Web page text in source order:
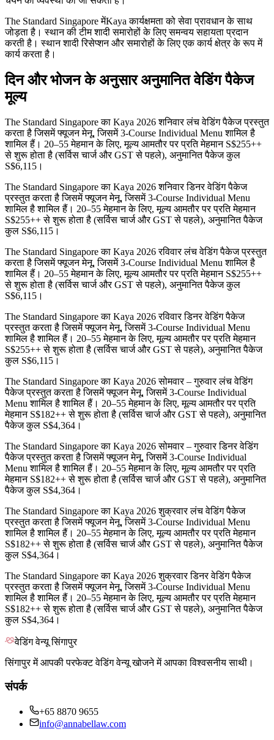
The Standard Singapore मेंKaya कार्यक्षमता को सेवा प्रावधान के साथ
जोड़ता है। स्थान की टीम शादी समारोहों के लिए समन्वय सहायता प्रदान
करती है। स्थान शादी रिसेप्शन और समारोहों के लिए एक कार्य क्षेत्र के रूप में
कार्य करता है।
दिन और भोजन के अनुसार अनुमानित वेडिंग पैकेज
मूल्य
The Standard Singapore का Kaya 2026 शनिवार लंच वेडिंग पैकेज प्रस्तुत
करता है जिसमें फ्यूजन मेनू, जिसमें 3-Course Individual Menu शामिल है
शामिल हैं। 20–55 मेहमान के लिए, मूल्य आमतौर पर प्रति मेहमान S$255++
से शुरू होता है (सर्विस चार्ज और GST से पहले), अनुमानित पैकेज कुल
S$6,115।
The Standard Singapore का Kaya 2026 शनिवार डिनर वेडिंग पैकेज
प्रस्तुत करता है जिसमें फ्यूजन मेनू, जिसमें 3-Course Individual Menu
शामिल है शामिल हैं। 20–55 मेहमान के लिए, मूल्य आमतौर पर प्रति मेहमान
S$255++ से शुरू होता है (सर्विस चार्ज और GST से पहले), अनुमानित पैकेज
कुल S$6,115।
The Standard Singapore का Kaya 2026 रविवार लंच वेडिंग पैकेज प्रस्तुत
करता है जिसमें फ्यूजन मेनू, जिसमें 3-Course Individual Menu शामिल है
शामिल हैं। 20–55 मेहमान के लिए, मूल्य आमतौर पर प्रति मेहमान S$255++
से शुरू होता है (सर्विस चार्ज और GST से पहले), अनुमानित पैकेज कुल
S$6,115।
The Standard Singapore का Kaya 2026 रविवार डिनर वेडिंग पैकेज
प्रस्तुत करता है जिसमें फ्यूजन मेनू, जिसमें 3-Course Individual Menu
शामिल है शामिल हैं। 20–55 मेहमान के लिए, मूल्य आमतौर पर प्रति मेहमान
S$255++ से शुरू होता है (सर्विस चार्ज और GST से पहले), अनुमानित पैकेज
कुल S$6,115।
The Standard Singapore का Kaya 2026 सोमवार – गुरुवार लंच वेडिंग
पैकेज प्रस्तुत करता है जिसमें फ्यूजन मेनू, जिसमें 3-Course Individual
Menu शामिल है शामिल हैं। 20–55 मेहमान के लिए, मूल्य आमतौर पर प्रति
मेहमान S$182++ से शुरू होता है (सर्विस चार्ज और GST से पहले), अनुमानित
पैकेज कुल S$4,364।
The Standard Singapore का Kaya 2026 सोमवार – गुरुवार डिनर वेडिंग
पैकेज प्रस्तुत करता है जिसमें फ्यूजन मेनू, जिसमें 3-Course Individual
Menu शामिल है शामिल हैं। 20–55 मेहमान के लिए, मूल्य आमतौर पर प्रति
मेहमान S$182++ से शुरू होता है (सर्विस चार्ज और GST से पहले), अनुमानित
पैकेज कुल S$4,364।
The Standard Singapore का Kaya 2026 शुक्रवार लंच वेडिंग पैकेज
प्रस्तुत करता है जिसमें फ्यूजन मेनू, जिसमें 3-Course Individual Menu
शामिल है शामिल हैं। 20–55 मेहमान के लिए, मूल्य आमतौर पर प्रति मेहमान
S$182++ से शुरू होता है (सर्विस चार्ज और GST से पहले), अनुमानित पैकेज
कुल S$4,364।
The Standard Singapore का Kaya 2026 शुक्रवार डिनर वेडिंग पैकेज
प्रस्तुत करता है जिसमें फ्यूजन मेनू, जिसमें 3-Course Individual Menu
शामिल है शामिल हैं। 20–55 मेहमान के लिए, मूल्य आमतौर पर प्रति मेहमान
S$182++ से शुरू होता है (सर्विस चार्ज और GST से पहले), अनुमानित पैकेज
कुल S$4,364।
वेडिंग वेन्यू सिंगापुर
सिंगापुर में आपकी परफेक्ट वेडिंग वेन्यू खोजने में आपका विश्वसनीय साथी।
संपर्क
+65 8870 9655
info@annabellaw.com